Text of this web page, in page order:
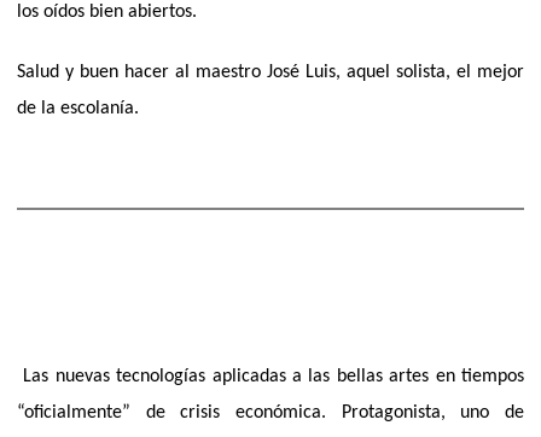
los oídos bien abiertos.
Salud y buen hacer al maestro José Luis, aquel solista, el mejor
de la escolanía.
Las nuevas tecnologías aplicadas a las bellas artes en tiempos
“oficialmente” de crisis económica. Protagonista, uno de